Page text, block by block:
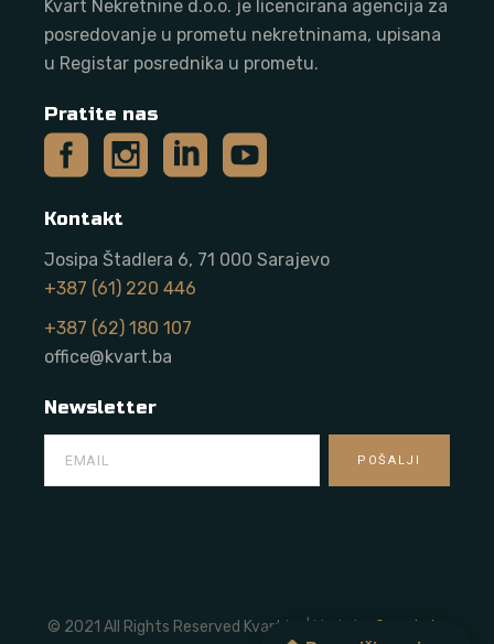
Kvart Nekretnine d.o.o. je licencirana agencija za
posredovanje u prometu nekretninama, upisana
u Registar posrednika u prometu.
Pratite nas
Kontakt
Josipa Štadlera 6, 71 000 Sarajevo
+387 (61) 220 446
+387 (62) 180 107
office@kvart.ba
Newsletter
© 2021 All Rights Reserved Kvart.ba | Made by Onze Labs